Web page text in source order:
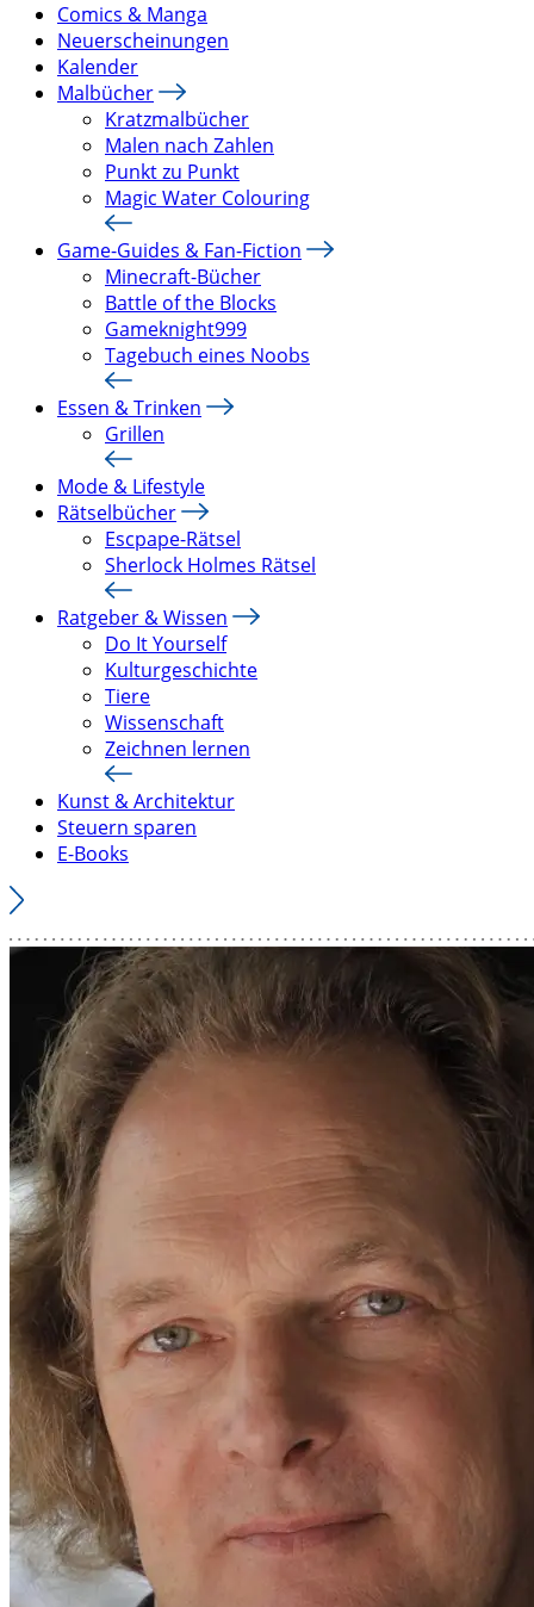
Comics & Manga
Neuerscheinungen
Kalender
Malbücher
Kratzmalbücher
Malen nach Zahlen
Punkt zu Punkt
Magic Water Colouring
Game-Guides & Fan-Fiction
Minecraft-Bücher
Battle of the Blocks
Gameknight999
Tagebuch eines Noobs
Essen & Trinken
Grillen
Mode & Lifestyle
Rätselbücher
Escpape-Rätsel
Sherlock Holmes Rätsel
Ratgeber & Wissen
Do It Yourself
Kulturgeschichte
Tiere
Wissenschaft
Zeichnen lernen
Kunst & Architektur
Steuern sparen
E-Books